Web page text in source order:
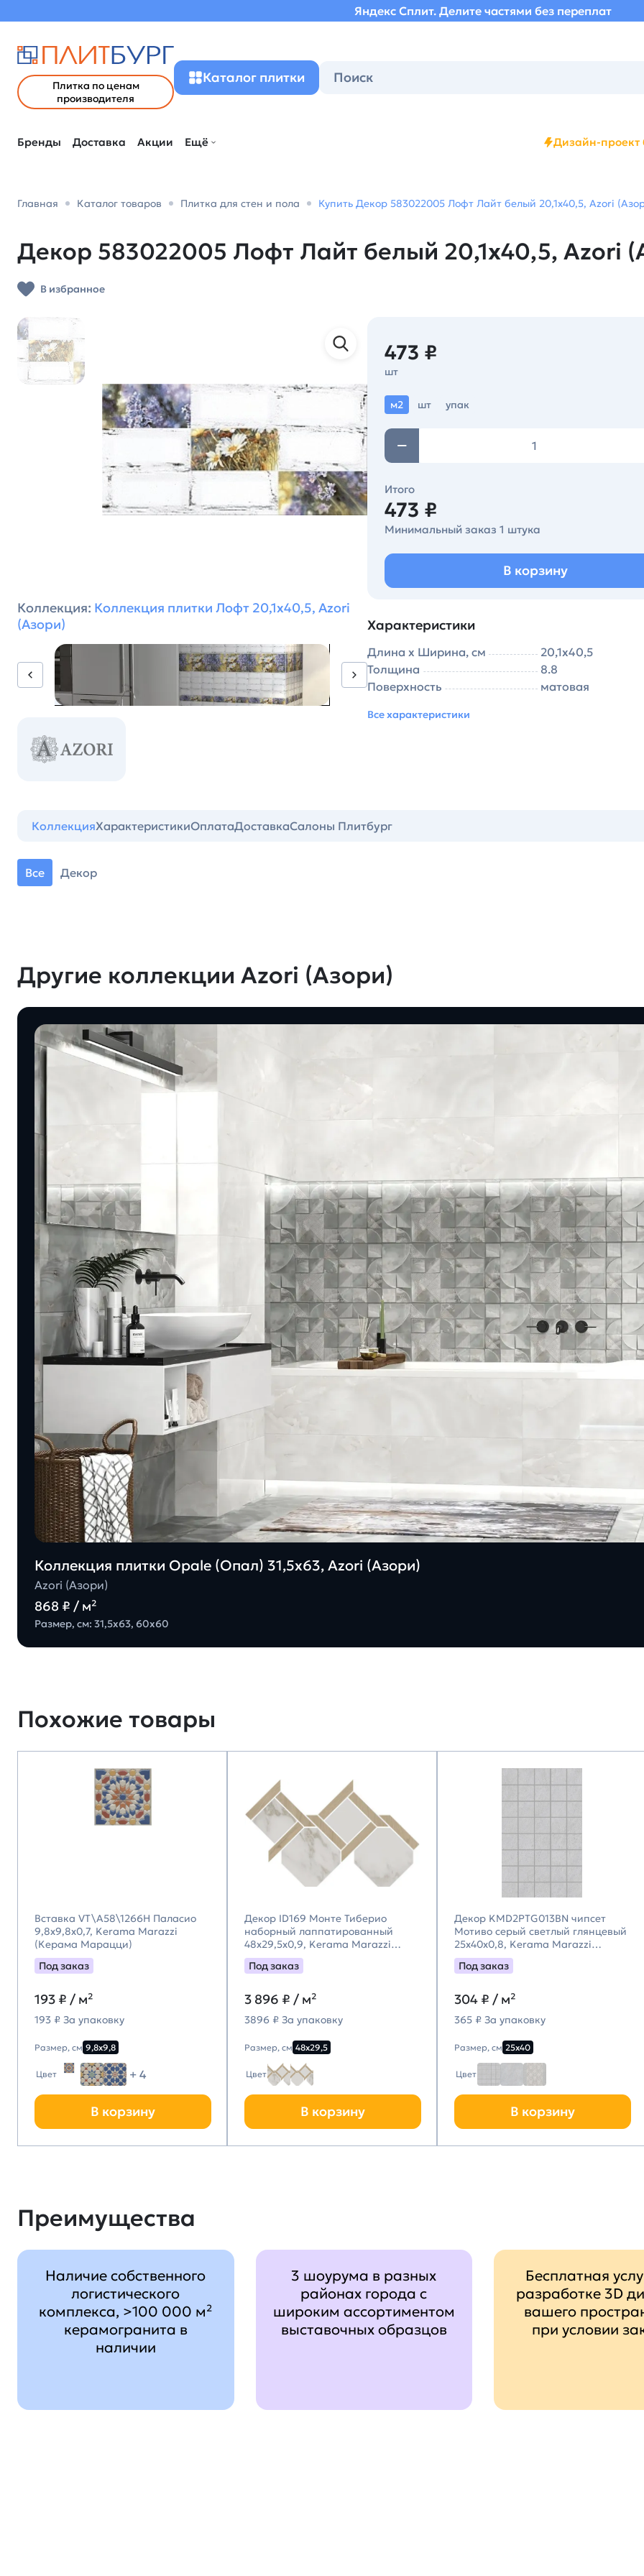
Яндекс Сплит. Делите частями без переплат
Плитка по ценам
производителя
Каталог плитки
Бренды Доставка Акции Ещё Дизайн-проект
Главная Каталог товаров Плитка для стен и пола Купить Декор 583022005 Лофт Лайт белый 20,1х40,5, Azori
Декор 583022005 Лофт Лайт белый 20,1х40,5, Azori
В избранное
Коллекция: Коллекция плитки Лофт 20,1х40,5, Azori
(Азори)
473 ₽
шт
м2 шт упак
Итого
473 ₽
Минимальный заказ 1 штука
В корзину
Характеристики
Длина х Ширина, см
20,1х40,5
Толщина
8.8
Поверхность
матовая
Все характеристики
КоллекцияХарактеристикиОплатаДоставкаСалоны Плитбург
Все Декор
Другие коллекции Azori (Азори)
Коллекция плитки Opale (Опал) 31,5х63, Azori (Азори)
Azori (Азори)
868 ₽ / м²
Размер, см: 31,5х63, 60х60
Похожие товары
Вставка VT\A58\1266H Паласио
9,8x9,8x0,7, Kerama Marazzi
(Керама Марацци)
Под заказ
193 ₽ / м²
193 ₽ За упаковку
Размер, см 9,8х9,8
Цвет + 4
В корзину
Декор ID169 Монте Тиберио
наборный лаппатированный
48x29,5x0,9, Kerama Marazzi
(Керама Марацци)
Под заказ
3 896 ₽ / м²
3896 ₽ За упаковку
Размер, см 48х29,5
Цвет
В корзину
Декор KMD2PTG013BN чипсет
Мотиво серый светлый глянцевый
25x40x0,8, Kerama Marazzi
(Керама Марацци)
Под заказ
304 ₽ / м²
365 ₽ За упаковку
Размер, см 25х40
Цвет
В корзину
Преимущества
Наличие собственного
логистического
комплекса, >100 000 м²
керамогранита в
наличии
3 шоурума в разных
районах города с
широким ассортиментом
выставочных образцов
Бесплатная
разработке 3D
вашего
при условии